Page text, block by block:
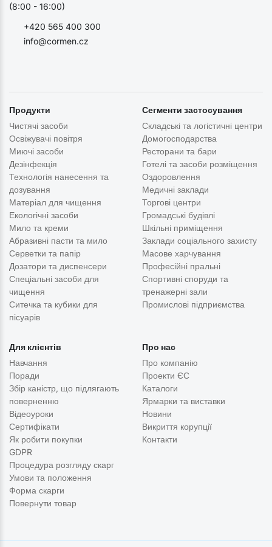
info@cormen.cz
+420 565 400 300
(8:00 - 16:00)
Продукти
Чистячі засоби
Освіжувачі повітря
Миючі засоби
Дезінфекція
Технологія нанесення та
дозування
Матеріал для чищення
Екологічні засоби
Мило та креми
Абразивні пасти та мило
Серветки та папір
Дозатори та диспенсери
Спеціальні засоби для
чищення
Ситечка та кубики для
пісуарів
Сегменти застосування
Складські та логістичні центри
Домогосподарства
Ресторани та бари
Готелі та засоби розміщення
Оздоровлення
Медичні заклади
Торгові центри
Громадські будівлі
Шкільні приміщення
Заклади соціального захисту
Масове харчування
Професійні пральні
Спортивні споруди та
тренажерні зали
Промислові підприємства
Для клієнтів
Навчання
Поради
Збір каністр, що підлягають
поверненню
Відеоуроки
Сертифікати
Як робити покупки
GDPR
Процедура розгляду скарг
Умови та положення
Форма скарги
Повернути товар
Про нас
Про компанію
Проекти ЄС
Каталоги
Ярмарки та виставки
Новини
Викриття корупції
Контакти